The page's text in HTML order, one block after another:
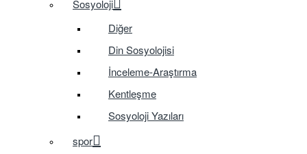
Sosyoloji
Diğer
Din Sosyolojisi
İnceleme-Araştırma
Kentleşme
Sosyoloji Yazıları
spor